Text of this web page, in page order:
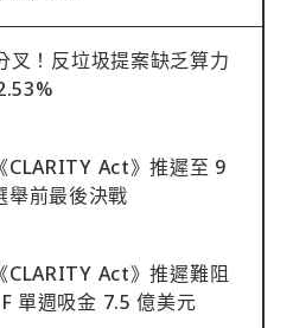
叉！反垃圾提案缺乏算力
CLARITY Act》推遲至 9
舉前最後決戰
CLARITY Act》推遲難阻
單週吸金 7.5 億美元